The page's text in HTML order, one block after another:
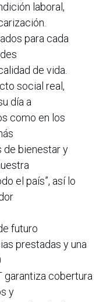
laboral,
para cada
de vida.
social real,
día a
como en los
de bienestar y
el país”, así lo
futuro
prestadas y una
garantiza cobertura
y